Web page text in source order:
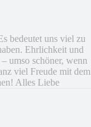
bedeutet uns viel zu
Ehrlichkeit und
umso schöner, wenn
viel Freude mit dem
Alles Liebe